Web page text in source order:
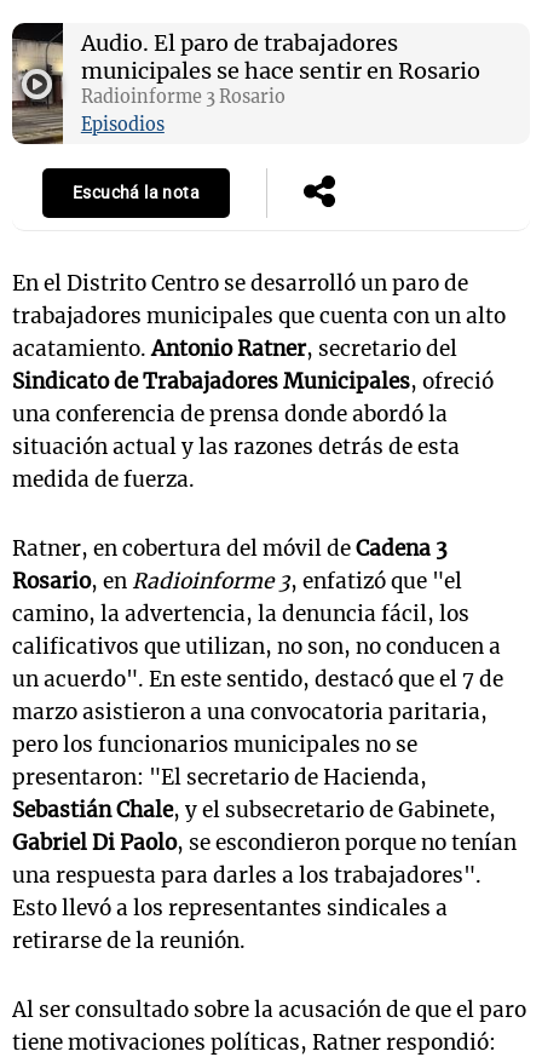
Audio. El paro de trabajadores
municipales se hace sentir en Rosario
Radioinforme 3 Rosario
Episodios
Escuchá la nota
En el Distrito Centro se desarrolló un paro de
trabajadores municipales que cuenta con un alto
acatamiento.Antonio Ratner, secretario del
Sindicato de Trabajadores Municipales, ofreció
una conferencia de prensa donde abordó la
situación actual y las razones detrás de esta
medida de fuerza.
Ratner, en cobertura del móvil deCadena 3
Rosario, en Radioinforme 3, enfatizó que "el
camino, la advertencia, la denuncia fácil, los
calificativos que utilizan, no son, no conducen a
un acuerdo". En este sentido, destacó que el 7 de
marzo asistieron a una convocatoria paritaria,
pero los funcionarios municipales no se
presentaron: "El secretario de Hacienda,
Sebastián Chale, y el subsecretario de Gabinete,
Gabriel Di Paolo, se escondieron porque no tenían
una respuesta para darles a los trabajadores".
Esto llevó a los representantes sindicales a
retirarse de la reunión.
Al ser consultado sobre la acusación de que el paro
tiene motivaciones políticas, Ratner respondió: